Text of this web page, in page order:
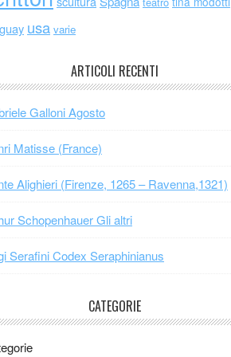
usa varie
ARTICOLI RECENTI
Galloni Agosto
Matisse (France)
Alighieri (Firenze, 1265 – Ravenna,1321)
Schopenhauer Gli altri
Serafini Codex Seraphinianus
CATEGORIE